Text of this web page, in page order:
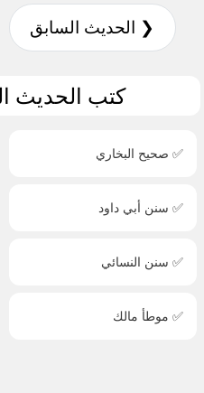
❮ الحديث السابق
كتب الحديث
✅ صحيح البخاري
✅ سنن أبي داود
✅ سنن النسائي
✅ موطأ مالك